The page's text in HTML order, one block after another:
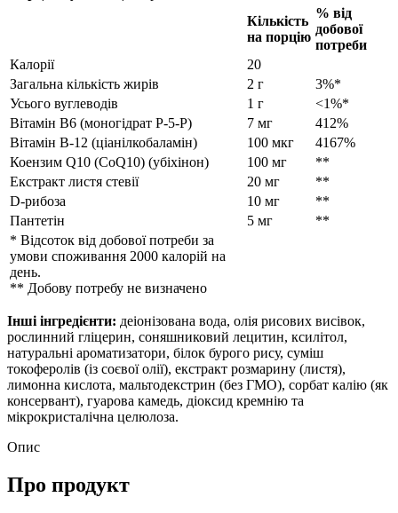
Кількість
на порцію
% від
добової
потреби
Калорії
20
Загальна кількість жирів
2 г
3%*
Усього вуглеводів
1 г
<1%*
Вітамін B6 (моногідрат P-5-P)
7 мг
412%
Вітамін B-12 (ціанілкобаламін)
100 мкг
4167%
Коензим Q10 (CoQ10) (убіхінон)
100 мг
**
Екстракт листя стевії
20 мг
**
D-рибоза
10 мг
**
Пантетін
5 мг
**
* Відсоток від добової потреби за
умови споживання 2000 калорій на
день.
** Добову потребу не визначено
Інші інгредієнти: деіонізована вода, олія рисових висівок,
рослинний гліцерин, соняшниковий лецитин, ксилітол,
натуральні ароматизатори, білок бурого рису, суміш
токоферолів (із соєвої олії), екстракт розмарину (листя),
лимонна кислота, мальтодекстрин (без ГМО), сорбат калію (як
консервант), гуарова камедь, діоксид кремнію та
мікрокристалічна целюлоза.
Опис
Про продукт